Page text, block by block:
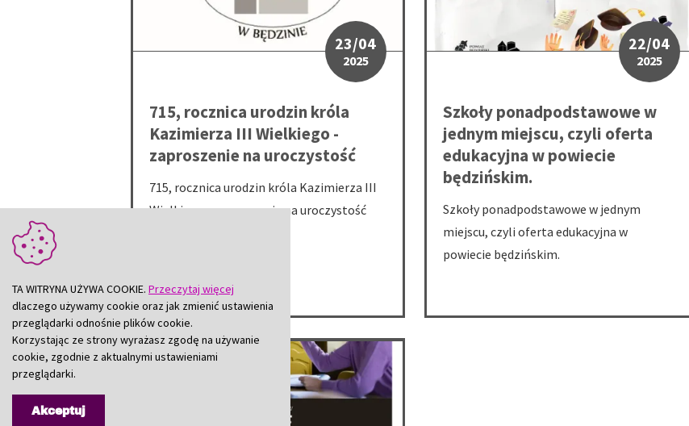
TA WITRYNA UŻYWA COOKIE. Przeczytaj więcej
dlaczego używamy cookie oraz jak zmienić ustawienia
przeglądarki odnośnie plików cookie.
Korzystając ze strony wyrażasz zgodę na używanie
cookie, zgodnie z aktualnymi ustawieniami
przeglądarki.
Akceptuj
23/04
2025
715, rocznica urodzin króla
Kazimierza III Wielkiego -
zaproszenie na uroczystość
715, rocznica urodzin króla Kazimierza III
Wielkiego - zaproszenie na uroczystość
22/04
2025
Szkoły ponadpodstawowe w
jednym miejscu, czyli oferta
edukacyjna w powiecie
będzińskim.
Szkoły ponadpodstawowe w jednym
miejscu, czyli oferta edukacyjna w
powiecie będzińskim.
Spotkanie informacyjne dla pracodawców - Zatrudnianie cudzoziemców w Powiatowym Urzędzie Pracy